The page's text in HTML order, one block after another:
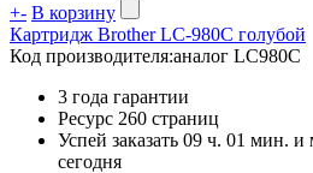
+- В корзину
Картридж Brother LC-980C голубой
Код производителя:аналог LC980C
3 года гарантии
Ресурс 260 страниц
Успей заказать 09 ч. 01 мин.
сегодня